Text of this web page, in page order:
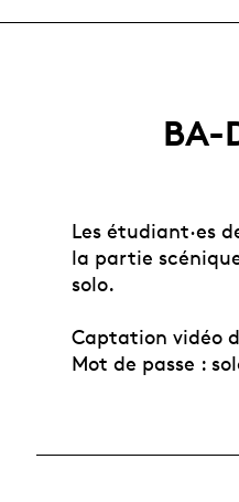
BA-
Les étudiant·es
la partie
solo.
Captation vidéo
Mot de passe :